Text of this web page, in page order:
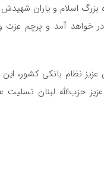
بزرگ اسلام و یاران
خواهد آمد و پرچم عزت
نظام بانکی کشور،
حزب‌الله لبنان تسلیت